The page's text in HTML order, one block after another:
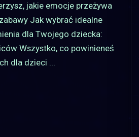
jakie emocje przeżywa
Jak wybrać idealne
dla Twojego dziecka:
Wszystko, co powinieneś
dla dzieci ...